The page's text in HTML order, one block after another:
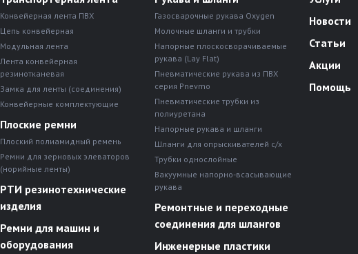
Конвейерная лента ПВХ
Цепь конвейерная
Модульная лента
Лента конвейерная
резинотканевая
Замка для ленты (соединения)
Конвейерные комплектующие
Плоские ремни
Плоский полиамидный ремень
Ремни для зерновых элеваторов
(норийные ленты)
РТИ резинотехнические
изделия
Ремни для машин и
оборудования
Газосварочные рукава Oxygen
Молочные шланги и трубки
Напорные плоскосворачиваемые
рукава (Lay Flat)
Пневматические рукава из ПВХ
серия Pnevmo
Пневматические трубки из
полиуретана
Напорные рукава и шланги
Шланги для опрыскивателей с/х
Трубки однослойные
Вакуумные напорно-всасывающие
рукава
Ремонтные и переходные
соединения для шлангов
Инженерные пластики
Новости
Статьи
Акции
Помощь